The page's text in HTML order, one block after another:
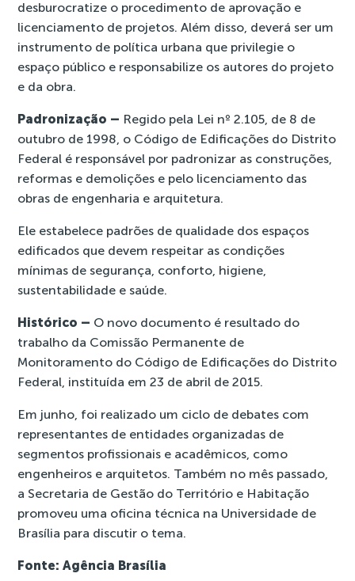
desburocratize o procedimento de aprovação e
licenciamento de projetos. Além disso, deverá ser um
instrumento de política urbana que privilegie o
espaço público e responsabilize os autores do projeto
e da obra.
Padronização – Regido pela Lei nº 2.105, de 8 de
outubro de 1998, o Código de Edificações do Distrito
Federal é responsável por padronizar as construções,
reformas e demolições e pelo licenciamento das
obras de engenharia e arquitetura.
Ele estabelece padrões de qualidade dos espaços
edificados que devem respeitar as condições
mínimas de segurança, conforto, higiene,
sustentabilidade e saúde.
Histórico – O novo documento é resultado do
trabalho da Comissão Permanente de
Monitoramento do Código de Edificações do Distrito
Federal, instituída em 23 de abril de 2015.
Em junho, foi realizado um ciclo de debates com
representantes de entidades organizadas de
segmentos profissionais e acadêmicos, como
engenheiros e arquitetos. Também no mês passado,
a Secretaria de Gestão do Território e Habitação
promoveu uma oficina técnica na Universidade de
Brasília para discutir o tema.
Fonte: Agência Brasília